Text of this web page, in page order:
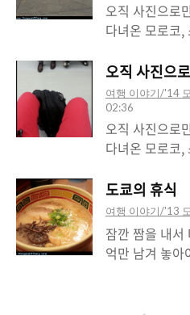
오직 사진으로
다녀온 모로코,
오직 사진으
여행 이야기/'14
02:36
오직 사진으로
다녀온 모로코,
도쿄의 휴식
여행 이야기/'13
잠깐 짬을 내서
억만 남겨 놓아
면서 쓸만한